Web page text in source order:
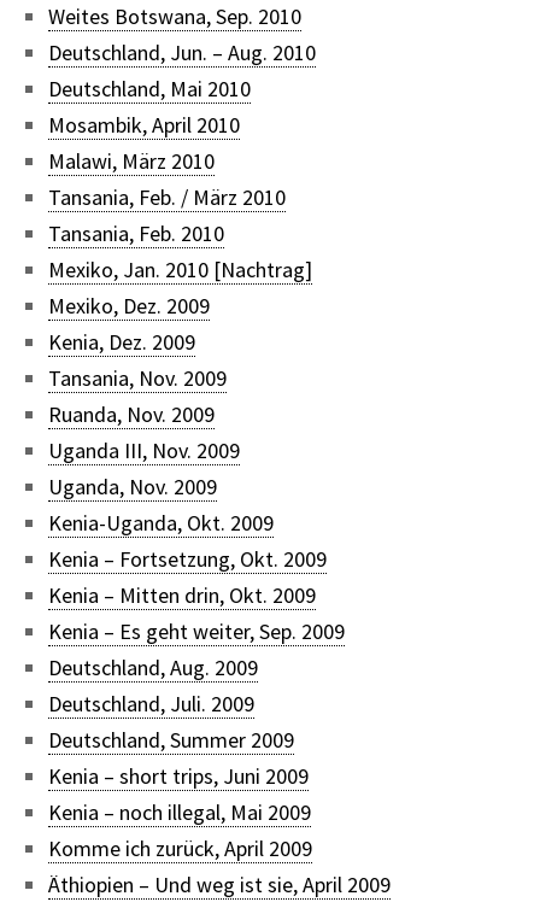
Weites Botswana, Sep. 2010
Deutschland, Jun. – Aug. 2010
Deutschland, Mai 2010
Mosambik, April 2010
Malawi, März 2010
Tansania, Feb. / März 2010
Tansania, Feb. 2010
Mexiko, Jan. 2010 [Nachtrag]
Mexiko, Dez. 2009
Kenia, Dez. 2009
Tansania, Nov. 2009
Ruanda, Nov. 2009
Uganda III, Nov. 2009
Uganda, Nov. 2009
Kenia-Uganda, Okt. 2009
Kenia – Fortsetzung, Okt. 2009
Kenia – Mitten drin, Okt. 2009
Kenia – Es geht weiter, Sep. 2009
Deutschland, Aug. 2009
Deutschland, Juli. 2009
Deutschland, Summer 2009
Kenia – short trips, Juni 2009
Kenia – noch illegal, Mai 2009
Komme ich zurück, April 2009
Äthiopien – Und weg ist sie, April 2009